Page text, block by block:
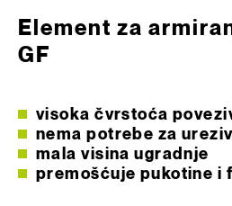
­Element za
GF
visoka čvrstoća
nema potrebe za
mala visina ugradnje
premošćuje pukotine i